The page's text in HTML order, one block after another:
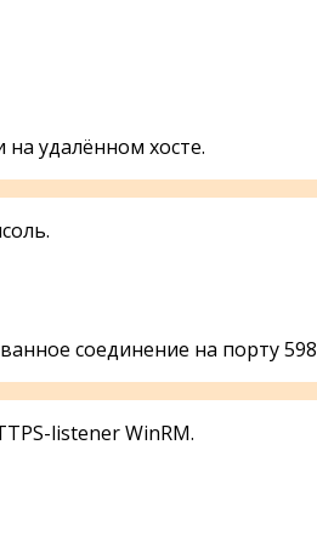
удалённом хосте.
соединение на порту
listener WinRM.